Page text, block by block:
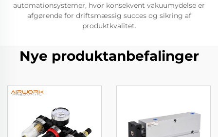
automationsystemer, hvor konsekvent vakuumydelse er
afgørende for driftsmæssig succes og sikring af
produktkvalitet.
Nye produktanbefalinger